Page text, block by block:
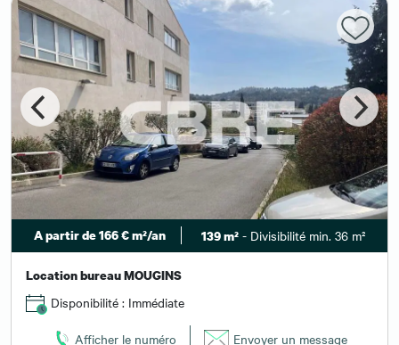
A partir de 166 € m²/an 139 m² - Divisibilité min. 36 m²
Location bureau MOUGINS
Disponibilité : Immédiate
Afficher le numéro Envoyer un message